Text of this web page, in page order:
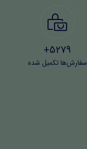
5279+
سفارش‌ها تکمیل شده